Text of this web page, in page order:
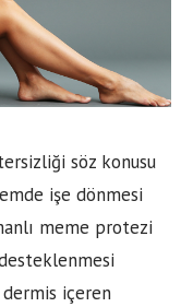
söz konusu
işe dönmesi
meme protezi
dermis içeren